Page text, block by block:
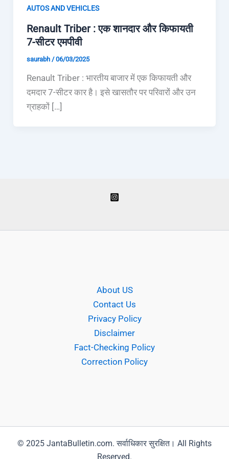
AUTOS AND VEHICLES
Renault Triber : एक शानदार और किफायती
7-सीटर एमपीवी
saurabh /06/03/2025
Renault Triber : भारतीय बाजार में एक किफायती और
दमदार 7-सीटर कार है। इसे खासतौर पर परिवारों और उन
ग्राहकों […]
About US
Contact Us
Privacy Policy
Disclaimer
Fact-Checking Policy
Correction Policy
© 2025 JantaBulletin.com. सर्वाधिकार सुरक्षित। All Rights
Reserved.